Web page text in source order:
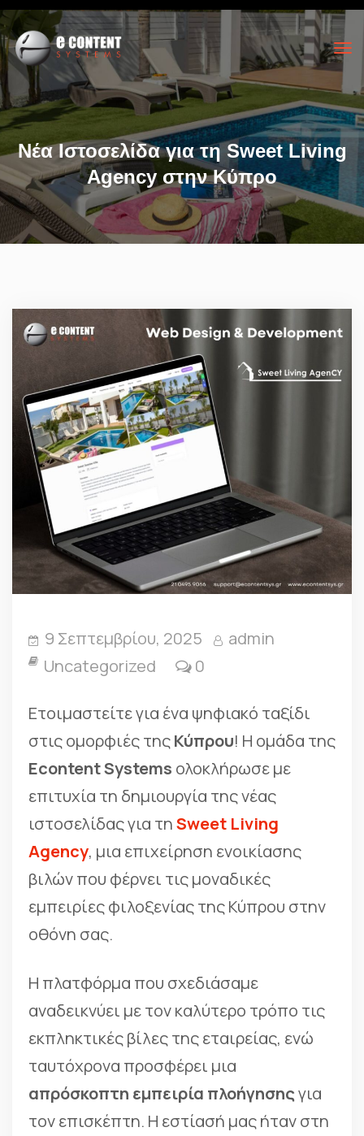
Νέα Ιστοσελίδα για τη Sweet Living
Agency στην Κύπρο
9 Σεπτεμβρίου, 2025
admin
Uncategorized
0
Ετοιμαστείτε για ένα ψηφιακό ταξίδι
στις ομορφιές τηςΚύπρου! Η ομάδα της
Econtent Systems ολοκλήρωσε με
επιτυχία τη δημιουργία της νέας
ιστοσελίδας για τηSweet Living
Agency, μια επιχείρηση ενοικίασης
βιλών που φέρνει τις μοναδικές
εμπειρίες φιλοξενίας της Κύπρου στην
οθόνη σας.
Η πλατφόρμα που σχεδιάσαμε
αναδεικνύει με τον καλύτερο τρόπο τις
εκπληκτικές βίλες της εταιρείας, ενώ
ταυτόχρονα προσφέρει μια
απρόσκοπτη εμπειρία πλοήγησηςγια
τον επισκέπτη. Η εστίασή μας ήταν στη